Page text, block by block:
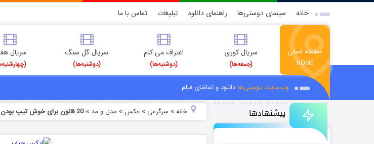
خانه سینمای دوستی‌ها راهنمای دانلود تبلیغات تماس با ما
صفحه اصلی
HOME
سریال کوری
(جمعه‌ها)
اعتراف می کنم
(دوشنبه‌ها)
سریال گل سنگ
(دوشنبه‌ها)
سریال
وب‌سایت دوستی‌هادانلود و تماشای فیلم
پیشنهادها خانه» سرگرمی » عکس » مدل و مد »20 قانون برای خوش تیپ بودن همیشگی شما